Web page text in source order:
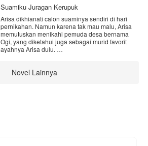
ingatan masa lalunya, pengetahuan alkimia
tingkat dewa, dan teknik kultivasi terlarang Seni
Melahap Surga Primordial, Jian Chen memulai
kembali langkahnya dari bawah. Ia bersumpah
untuk membelah langit, menghancurkan para
pengkhianat yang kini telah menjadi Penguasa
Surga, dan mengungkap rahasia sejati di balik
terakhir.
sedang hamil anak kakak nya, Tapi fakta baru
terungkap, keluarga Wardana menginginkan
kematiannya, dapatkah Luna mengungkap tabir
misteri yang keluarga Wardana sembunyikan?
Suamiku Juragan Kerupuk
Arisa dikhianati calon suaminya sendiri di hari
pernikahan. Namun karena tak mau malu, Arisa
memutuskan menikahi pemuda desa bernama
Ogi, yang diketahui juga sebagai murid favorit
ayahnya Arisa dulu.
desa, membawa Arisa untuk ikut tinggal
dengannya ke desa. Saat itulah kehidupan Arisa
Novel Lainnya